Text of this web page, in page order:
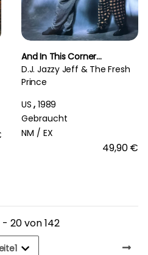
And In This Corner...
D.J. Jazzy Jeff & The Fresh
Prince
US , 1989
Gebraucht
NM / EX
49,90 €
20 von 142
1